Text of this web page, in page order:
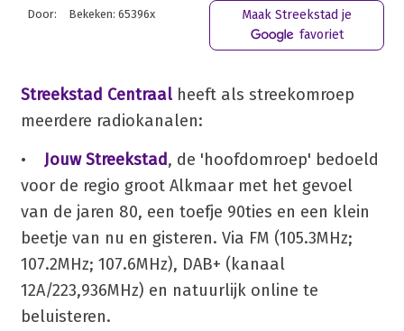
Door: Bekeken: 65396x
Maak Streekstad je
favoriet
Streekstad Centraalheeft als streekomroep
meerdere radiokanalen:
• Jouw Streekstad, de 'hoofdomroep' bedoeld
voor de regio groot Alkmaar met het gevoel
van de jaren 80, een toefje 90ties en een klein
beetje van nu en gisteren. Via FM (105.3MHz;
107.2MHz; 107.6MHz), DAB+ (kanaal
12A/223,936MHz) en natuurlijk online te
beluisteren.